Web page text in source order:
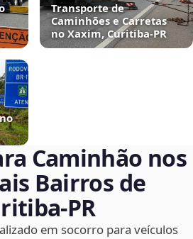
Transporte de
Caminhões e Carretas
no Xaxim, Curitiba‑PR
Caminhão nos
Bairros de
em socorro para veículos